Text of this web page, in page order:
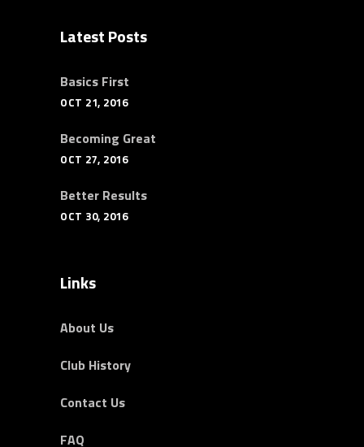
Latest Posts
Basics First
OCT 21, 2016
Becoming Great
OCT 27, 2016
Better Results
OCT 30, 2016
Links
About Us
Club History
Contact Us
FAQ